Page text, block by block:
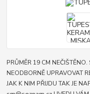
PRŮMĚR 19 CM
NEODBORNĚ UPRAVOVAT
JAK K NIM PŘIJDU TAK JE